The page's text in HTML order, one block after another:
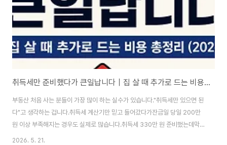
취득세만 준비했다가 큰일납니다｜집 살 때 추가로 드는 비용 총정리 (2026)
부동산 처음 사는 분들이 가장 많이 하는 실수가 있습니다."취득세만 있으면 된
다"고 생각하는 겁니다.취득세 계산기만 믿고 들어갔다가잔금일 당일 200만
원 이상 부족해지는 경우도 실제로 많습니다.취득세 330만 원 준비했는데막
상 550만 원이 필요한 경우가 흔한 이유가 있습니다.대부분은 취득세 외 비용
2026. 5. 21.